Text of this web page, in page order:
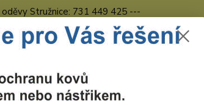
Stružnice: 731 449 425 ---
731 449 423
8.00 hod. - 16.00 hod.